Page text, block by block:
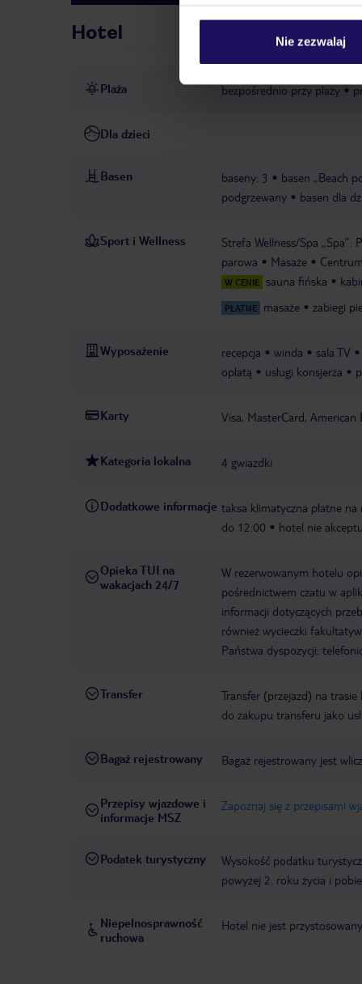
Nie zezwalaj
Hotel
Plaża bezpośrednio przy plaży
Dla dzieci
Basen baseny: 3 basen „Beach
podgrzewany
basen dla
Sport i Wellness Strefa Wellness/Spa „Spa”:
parowa
Masaże
W CENIE sauna fińska
PŁATNE masaże zabiegi
Wyposażenie recepcja winda sala TV
opłatą
usługi konsjerża
Karty Visa, MasterCard, American
Kategoria lokalna 4 gwiazdki
Dodatkowe informacje taksa klimatyczna płatne
do 12:00
hotel nie
Opieka TUI na
wakacjach 24/7
W rezerwowanym hotelu
pośrednictwem czatu w
informacji dotyczących
również wycieczki
Państwa dyspozycji:
Transfer
Transfer (przejazd) na
do zakupu transferu jako
Bagaż rejestrowany Bagaż rejestrowany jest
Przepisy wjazdowe i
informacje MSZ
Zapoznaj się z przepisami
Podatek turystyczny
Wysokość podatku
powyżej 2. roku życia i
Niepełnosprawność
ruchowa
Hotel nie jest